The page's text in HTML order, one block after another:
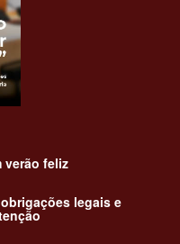
verão feliz
legais e